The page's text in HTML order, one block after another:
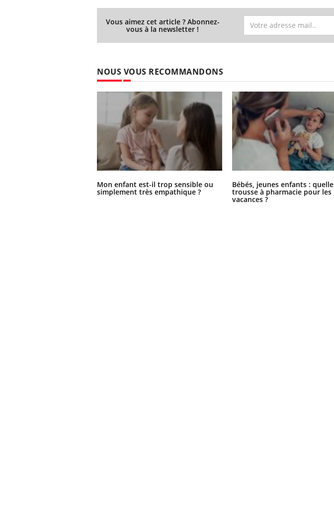
Vous aimez cet article ? Abonnez-
vous à la newsletter !
NOUS VOUS RECOMMANDONS
Mon enfant est-il trop sensible ou
simplement très empathique ?
Bébés, jeunes enfants : quelle
trousse à pharmacie pour les
vacances ?